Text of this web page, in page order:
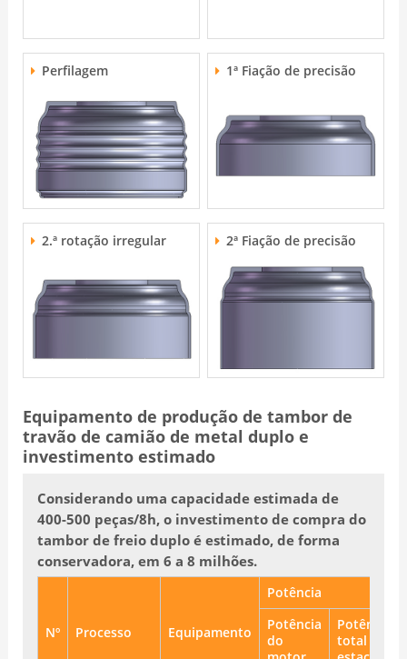
Perfilagem 1ª Fiação de precisão
2.ª rotação irregular 2ª Fiação de precisão
Equipamento de produção de tambor de
travão de camião de metal duplo e
investimento estimado
Considerando uma capacidade estimada de
400-500 peças/8h, o investimento de compra do
tambor de freio duplo é estimado, de forma
conservadora, em 6 a 8 milhões.
Nº Processo Equipamento
Potência
Potência
do
Potência
total da